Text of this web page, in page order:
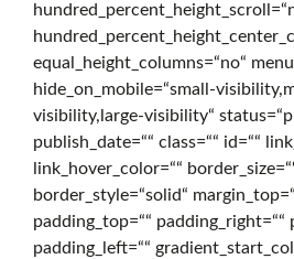
equal_height_columns=“no“
hide_on_mobile=“small-
visibility,large-visibility“
publish_date=““ class=““ id=““
link_hover_color=““
border_style=“solid“
padding_top=““ padding_right=““
padding_left=““